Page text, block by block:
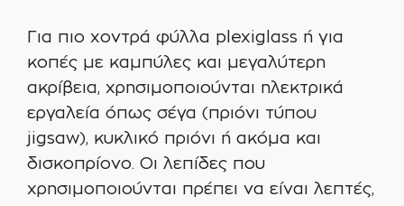
Για πιο χοντρά φύλλα plexiglass ή για
κοπές με καμπύλες και μεγαλύτερη
ακρίβεια, χρησιμοποιούνται ηλεκτρικά
εργαλεία όπως σέγα (πριόνι τύπου
jigsaw), κυκλικό πριόνι ή ακόμα και
δισκοπρίονο. Οι λεπίδες που
χρησιμοποιούνται πρέπει να είναι λεπτές,